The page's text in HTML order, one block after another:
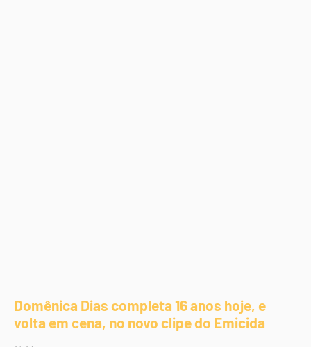
Domênica Dias completa 16 anos hoje, e
volta em cena, no novo clipe do Emicida